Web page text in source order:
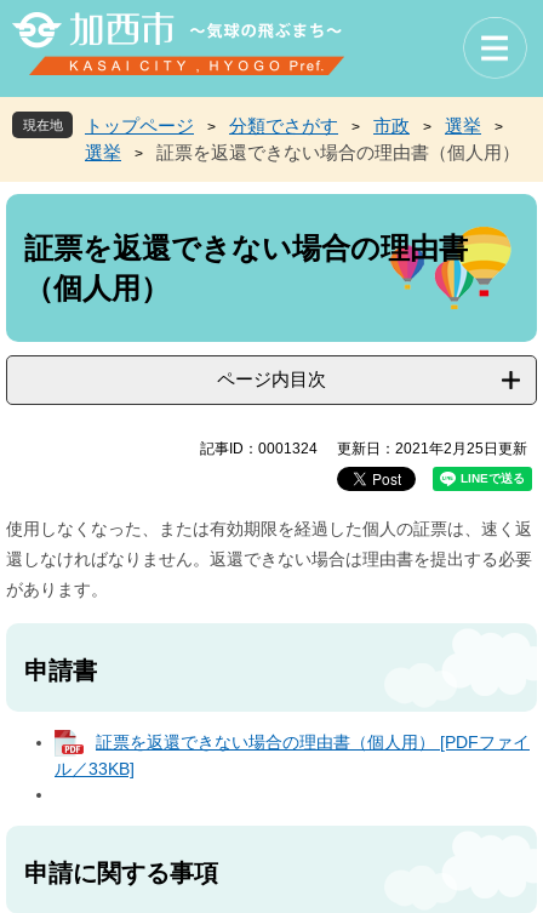
先
頭
す
を
飛
し
現在地 トップページ > 分類でさがす > 市政 > 選挙 >
選挙 > 証票を返還できない場合の理由書（個人用）
本
証票を返還できない場合の理由書
（個人用）
ページ内目次
記事ID：0001324 更新日：2021年2月25日更新
使用しなくなった、または有効期限を経過した個人の証票は、速く返
還しなければなりません。返還できない場合は理由書を提出する必要
があります。
申請書
証票を返還できない場合の理由書（個人用） [PDFファイ
ル／33KB]
申請に関する事項